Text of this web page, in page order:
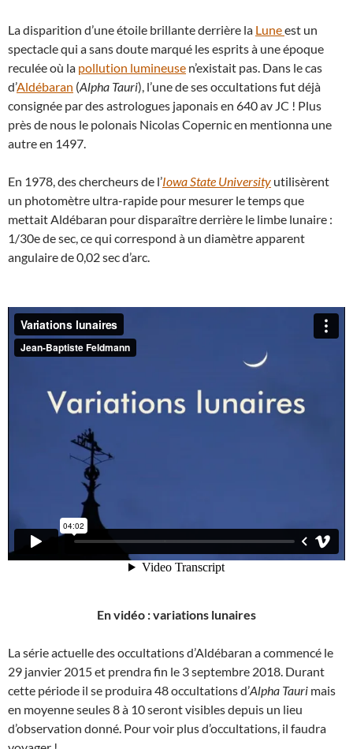
La disparition d’une étoile brillante derrière la Luneest un
spectacle qui a sans doute marqué les esprits à une époque
reculée où la pollution lumineuse n’existait pas. Dans le cas
d’Aldébaran (Alpha Tauri), l’une de ses occultations fut déjà
consignée par des astrologues japonais en 640 av JC ! Plus
près de nous le polonais Nicolas Copernic en mentionna une
autre en 1497.
En 1978, des chercheurs de l’Iowa State University utilisèrent
un photomètre ultra-rapide pour mesurer le temps que
mettait Aldébaran pour disparaître derrière le limbe lunaire :
1/30e de sec, ce qui correspond à un diamètre apparent
angulaire de 0,02 sec d’arc.
En vidéo : variations lunaires
La série actuelle des occultations d’Aldébaran a commencé le
29 janvier 2015 et prendra fin le 3 septembre 2018. Durant
cette période il se produira 48 occultations d’Alpha Tauri mais
en moyenne seules 8 à 10 seront visibles depuis un lieu
d’observation donné. Pour voir plus d’occultations, il faudra